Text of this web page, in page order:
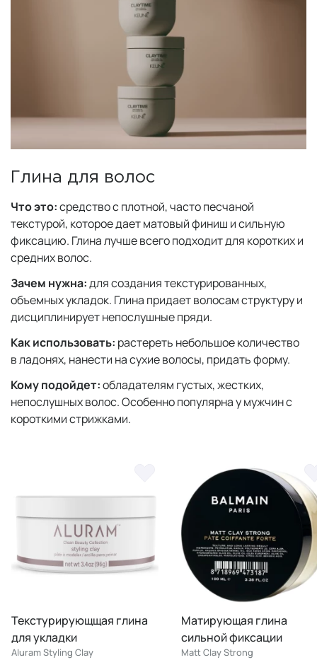
Глина для волос
Что это:средство с плотной, часто песчаной
текстурой, которое дает матовый финиш и сильную
фиксацию. Глина лучше всего подходит для коротких и
средних волос.
Зачем нужна:для создания текстурированных,
объемных укладок. Глина придает волосам структуру и
дисциплинирует непослушные пряди.
Как использовать: растереть небольшое количество
в ладонях, нанести на сухие волосы, придать форму.
Кому подойдет:обладателям густых, жестких,
непослушных волос. Особенно популярна у мужчин с
короткими стрижками.
Текстурирующщая глина
для укладки
Aluram Styling Clay
Матирующая глина
сильной фиксации
Matt Clay Strong